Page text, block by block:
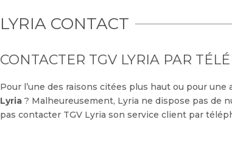
LYRIA CONTACT
CONTACTER TGV LYRIA PAR
Pour l’une des raisons citées plus haut ou pour
Lyria? Malheureusement, Lyria ne dispose pas de
pas contacter TGV Lyria son service client par